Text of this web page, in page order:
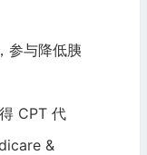
参与降低胰
CPT 代
&